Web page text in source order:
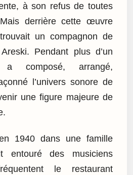
à son refus de toutes
derrière cette œuvre
un compagnon de
Pendant plus d’un
composé, arrangé,
l’univers sonore de
une figure majeure de
1940 dans une famille
entouré des musiciens
le restaurant